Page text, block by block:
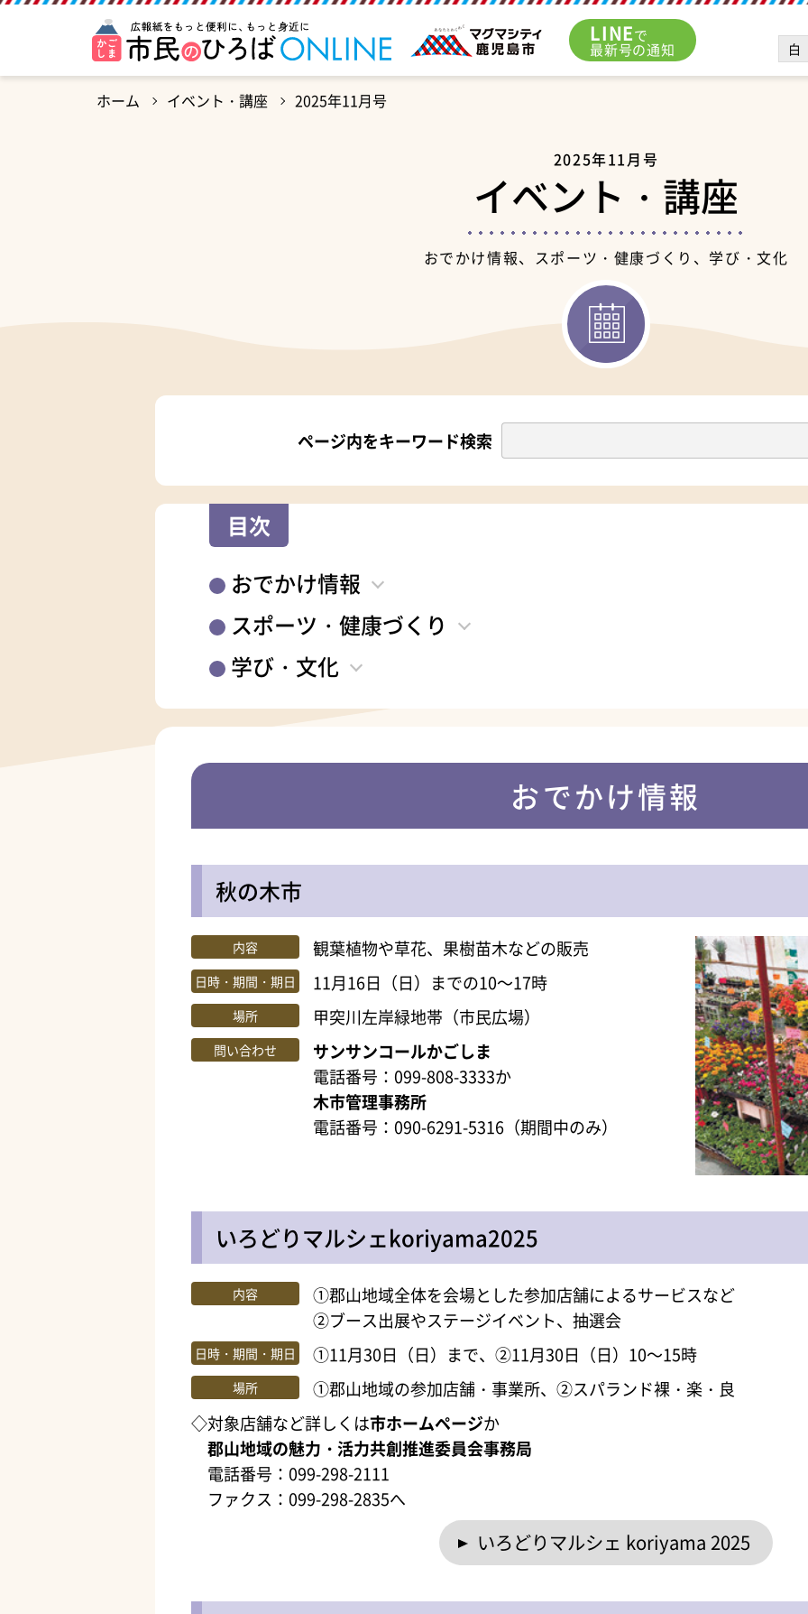
LINEで
最新号の通知 白
ホーム イベント・講座 2025年11月号
2025年11月号
イベント・講座
おでかけ情報、スポーツ・健康づくり、学び・文化
ページ内をキーワード検索
目次
おでかけ情報
スポーツ・健康づくり
学び・文化
おでかけ情報
秋の木市
内容 観葉植物や草花、果樹苗木などの販売
日時・期間・期日 11月16日（日）までの10～17時
場所 甲突川左岸緑地帯（市民広場）
問い合わせ
サンサンコールかごしま
電話番号：099-808-3333か
木市管理事務所
電話番号：090-6291-5316（期間中のみ）
いろどりマルシェkoriyama2025
内容
①郡山地域全体を会場とした参加店舗によるサービスなど
②ブース出展やステージイベント、抽選会
日時・期間・期日 ①11月30日（日）まで、②11月30日（日）10～15時
場所
①郡山地域の参加店舗・事業所、②スパランド裸・楽・良
◇対象店舗など詳しくは市ホームページか
郡山地域の魅力・活力共創推進委員会事務局
電話番号：099-298-2111
ファクス：099-298-2835へ
いろどりマルシェ koriyama 2025